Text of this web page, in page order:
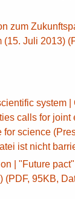
zum
(15. Juli 2013)
system
calls for joint
for science
ist nicht
| "Future
(PDF, 95KB,